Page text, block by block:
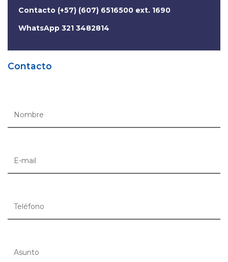
Contacto (+57) (607) 6516500 ext. 1690
WhatsApp 321 3482814
Contacto